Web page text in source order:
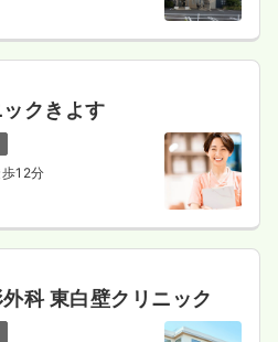
時給1,600円以上可
一般＋療養
一時募集休止
月
クきよす
12分
科 東白壁クリニック